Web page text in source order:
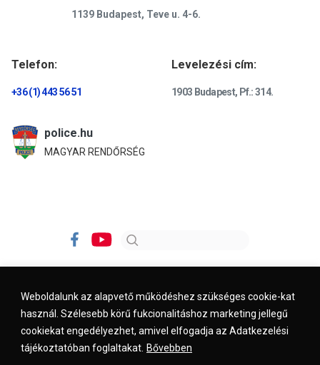
Weboldalunk az alapvető működéshez szükséges cookie-kat
használ. Szélesebb körű fukcionalitáshoz marketing jellegű
cookiekat engedélyezhet, amivel elfogadja az Adatkezelési
tájékoztatóban foglaltakat. Bővebben
1139 Budapest, Teve u. 4-6.
Telefon:
+36 (1) 443 56 51
Levelezési cím:
1903 Budapest, Pf.: 314.
police.hu
MAGYAR RENDŐRSÉG
Impresszum Kapcsolat Jogi nyilatkozat